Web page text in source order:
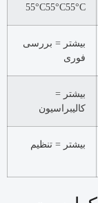
55°C55°C55°C
بیشتر = بررسی
فوری
بیشتر =
کالیبراسیون
بیشتر = تنظیم